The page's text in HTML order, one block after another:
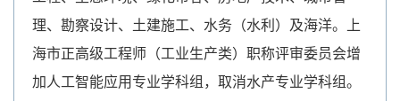
理、勘察设计、土建施工、水务（水利）及海洋。上
海市正高级工程师（工业生产类）职称评审委员会增
加人工智能应用专业学科组，取消水产专业学科组。